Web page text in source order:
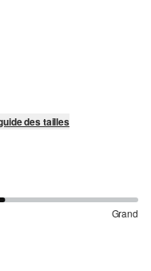
des tailles
Grand